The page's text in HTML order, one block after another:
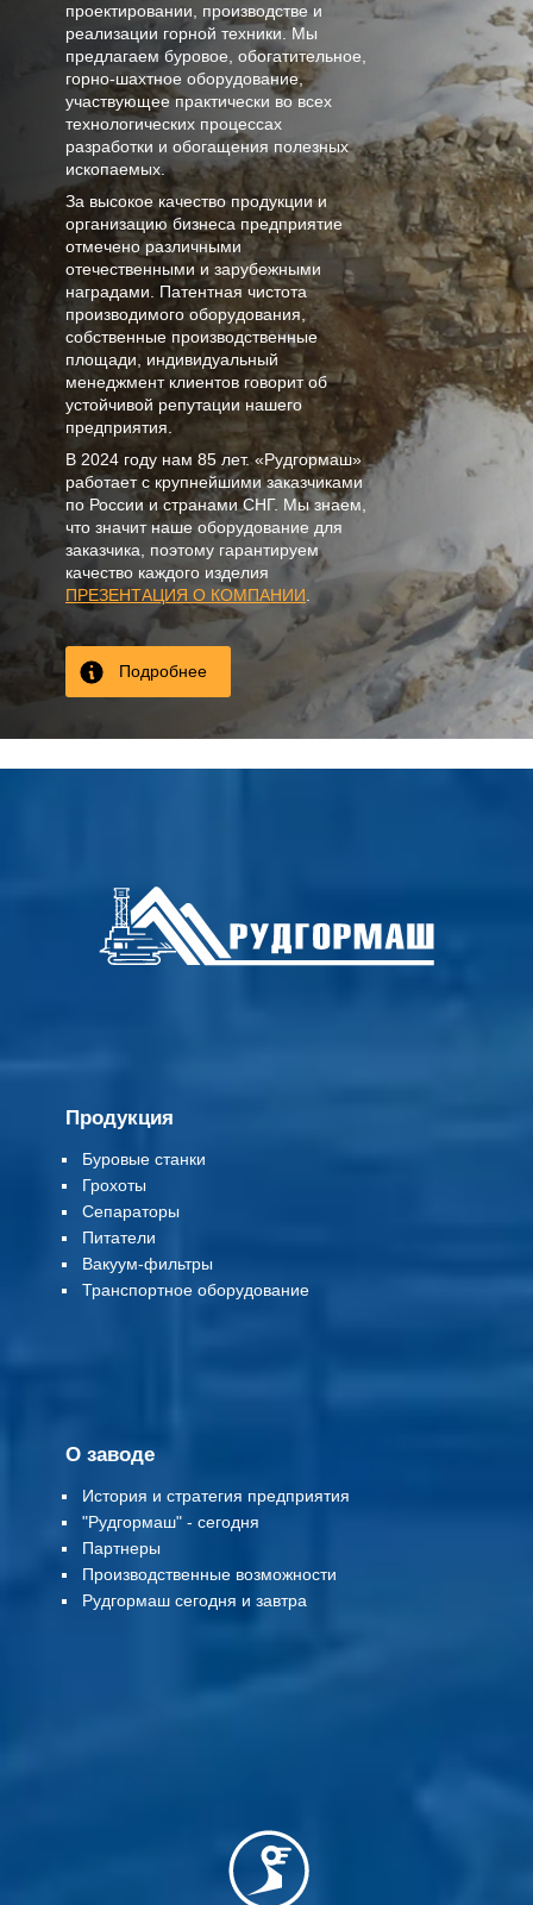
проектировании, производстве и
реализации горной техники. Мы
предлагаем буровое, обогатительное,
горно-шахтное оборудование,
участвующее практически во всех
технологических процессах
разработки и обогащения полезных
ископаемых.
За высокое качество продукции и
организацию бизнеса предприятие
отмечено различными
отечественными и зарубежными
наградами. Патентная чистота
производимого оборудования,
собственные производственные
площади, индивидуальный
менеджмент клиентов говорит об
устойчивой репутации нашего
предприятия.
В 2024 году нам 85 лет. «Рудгормаш»
работает с крупнейшими заказчиками
по России и странами СНГ. Мы знаем,
что значит наше оборудование для
заказчика, поэтому гарантируем
качество каждого изделия
ПРЕЗЕНТАЦИЯ О КОМПАНИИ
Подробнее
Продукция
Буровые станки
Грохоты
Сепараторы
Питатели
Вакуум-фильтры
Транспортное оборудование
О заводе
История и стратегия предприятия
"Рудгормаш" - сегодня
Партнеры
Производственные возможности
Рудгормаш сегодня и завтра